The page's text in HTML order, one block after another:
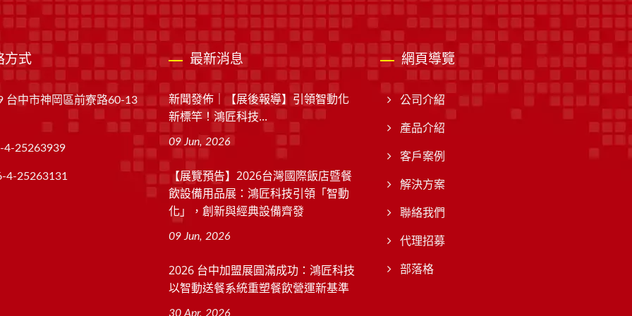
方式
台中市神岡區前寮路60-13
4-25263939
4-25263131
最新消息
新聞發佈｜【展後報導】引領智動化
新標竿！鴻匠科技...
09 Jun, 2026
【展覽預告】2026台灣國際飯店暨餐
飲設備用品展：鴻匠科技引領「智動
化」，創新與經典設備齊發
09 Jun, 2026
2026 台中加盟展圓滿成功：鴻匠科技
以智動送餐系統重塑餐飲營運新基準
30 Apr, 2026
網頁導覽
公司介紹
產品介紹
客戶案例
解決方案
聯絡我們
代理招募
部落格